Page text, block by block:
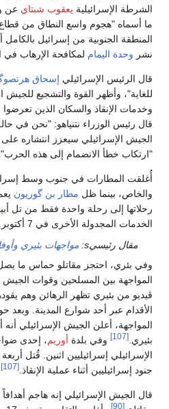
الشرطة الإسرائيلية يعقوب شبتاي عن
ما أسماه "هجوم واسع النطاق من
المنطقة الجنوبية من إسرائيل
نشر وحدة اليمام لمكافحة الإرهاب في
قال الرئيس الإسرائيلي إسحاق
للغاية"، وأظهر القوة والتشجيع للجيش
وخدمات الإنقاذ والسكان الذين تعرضوا
قال رئيس الوزراء نتنياهو: "نحن في
الجيش الإسرائيلي سيعزز انتشاره
"ارتكاب خطأ الانضمام إلى هذه الحرب".
أُغلقت المطارات في جنوب وسط
والخاص، بينما ظل مطار بن گوريون
رحلاتها إلى رحلة واحدة فقط من تل
الخدمات المجدولة الأخرى في 7 أكتوبر.
مقال رئيسيs: مواجهات بئيري
المواجهة بين المسلحين وقوات
ڤيديو من بئيري تظهر الرهائن وهم
المواجهة، أعلن الجيش الإسرائيلي
بئيري.[107] وفي بلدة أوريم، إحدى
الإسرائيلي إسرائيليين اثنين. قُتل
جنود إسرائيليين أثناء عملية الإنقاذ.[107]
قال الجيش الإسرائيلي إنه هاجم
[90]